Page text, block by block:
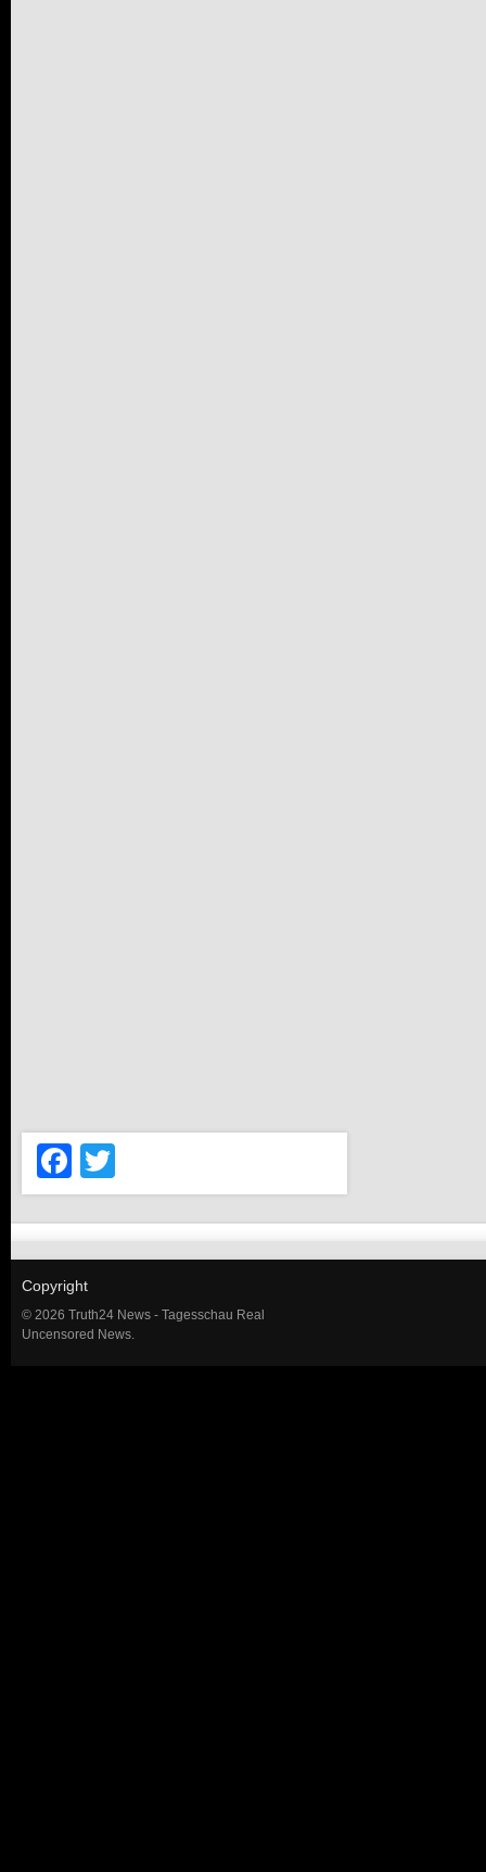
Facebook
Copyright
© 2026 Truth24 News - Tagesschau Real
Uncensored News.